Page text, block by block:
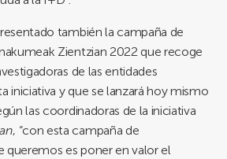
también la campaña de
Zientzian 2022 que recoge
de las entidades
iniciativa y que se lanzará hoy mismo
las coordinadoras de la iniciativa
, “con esta campaña de
queremos es poner en valor el